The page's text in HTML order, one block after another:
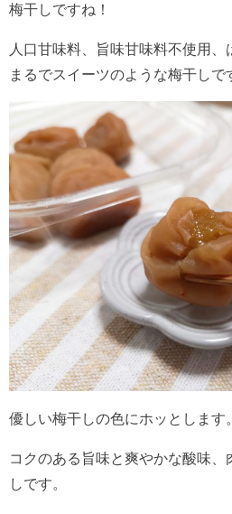
梅干しですね！
人口甘味料、旨味甘味料不使用
まるでスイーツのような梅干しで
優しい梅干しの色にホッとします。
コクのある旨味と爽やかな酸味
しです。